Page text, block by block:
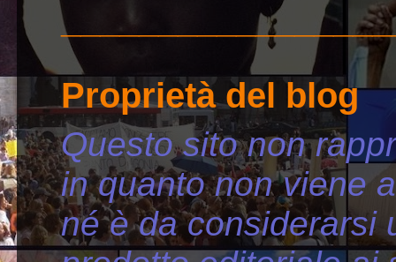
Proprietà del blog
Questo sito non
in quanto non viene
né è da considerarsi